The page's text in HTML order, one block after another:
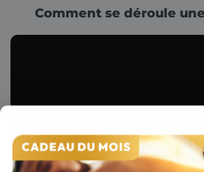
Comment se déroule